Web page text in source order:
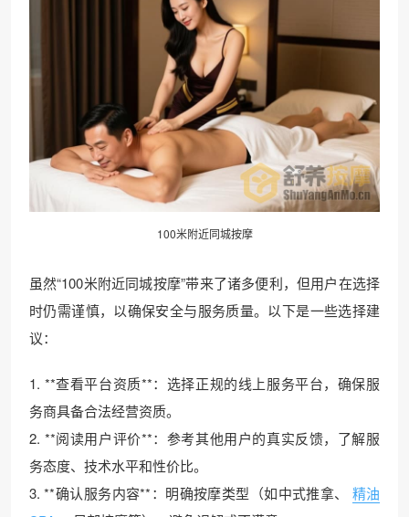
100米附近同城按摩
虽然“100米附近同城按摩”带来了诸多便利，但用户在选择
时仍需谨慎，以确保安全与服务质量。以下是一些选择建
议：
1. **查看平台资质**：选择正规的线上服务平台，确保服
务商具备合法经营资质。
2. **阅读用户评价**：参考其他用户的真实反馈，了解服
务态度、技术水平和性价比。
3. **确认服务内容**：明确按摩类型（如中式推拿、
精油